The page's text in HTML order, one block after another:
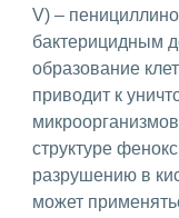
V) –
бактерицидным
образование
приводит к
структуре
разрушению в
может